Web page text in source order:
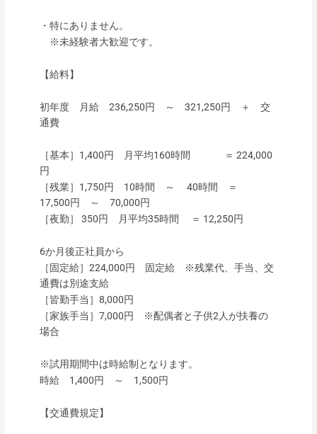
・特にありません。
※未経験者大歓迎です。
【給料】
初年度 月給 236,250円 ～ 321,250円 ＋ 交
通費
［基本］1,400円 月平均160時間 ＝ 224,000
円
［残業］1,750円 10時間 ～ 40時間 ＝
17,500円 ～ 70,000円
［夜勤］ 350円 月平均35時間 ＝ 12,250円
6か月後正社員から
［固定給］224,000円 固定給 ※残業代、手当、交
通費は別途支給
［皆勤手当］8,000円
［家族手当］7,000円 ※配偶者と子供2人が扶養の
場合
※試用期間中は時給制となります。
時給 1,400円 ～ 1,500円
【交通費規定】